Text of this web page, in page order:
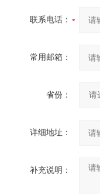
联系电话：
常用邮箱：
省份：
详细地址：
补充说明：